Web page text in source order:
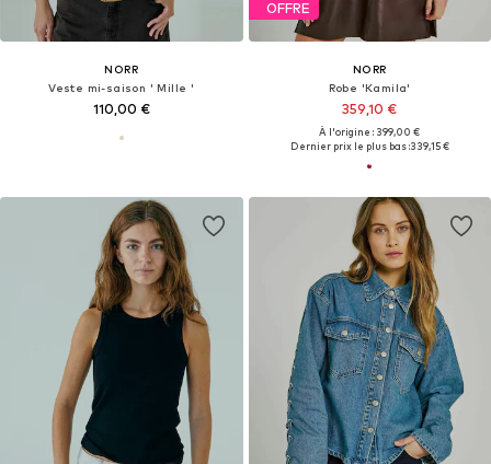
NORR
Veste mi-saison ' Mille '
110,00 €
OFFRE
NORR
Robe 'Kamila'
359,10 €
À l'origine : 399,00 €
Dernier prix le plus bas :339,15 €